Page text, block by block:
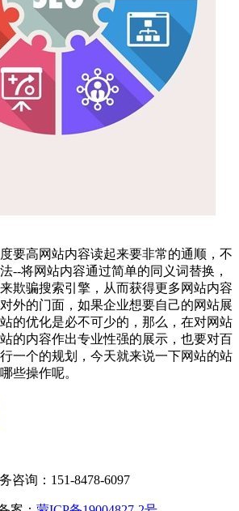
要高网站内容读起来要非常的通顺，不
--将网站内容通过简单的同义词替换，
欺骗搜索引擎，从而获得更多网站内容
外的门面，如果企业想要自己的网站展
的优化是必不可少的，那么，在对网站
的内容作出专业性强的展示，也要对百
一个的规划，今天就来说一下网站的站
些操作呢。
咨询：151-8478-6097